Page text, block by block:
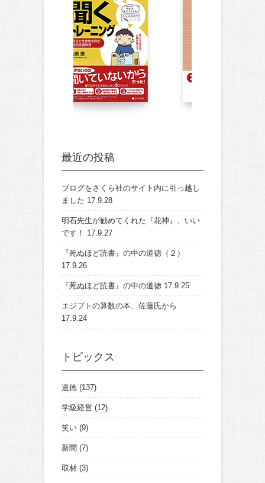
最近の投稿
ブログをさくら社のサイト内に引っ越し
ました 17.9.28
明石先生が勧めてくれた『花神』、いい
です！
17.9.27
『死ぬほど読書』の中の道徳（２）
17.9.26
『死ぬほど読書』の中の道徳 17.9.25
エジプトの算数の本、佐藤氏から
17.9.24
トピックス
道徳 (137)
学級経営 (12)
笑い (9)
新聞 (7)
取材 (3)